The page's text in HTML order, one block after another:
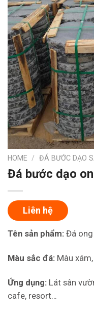
HOME / ĐÁ BƯỚC DẠO
Đá bước dạo
Liên hệ
Tên sản phẩm: Đá
Màu sắc đá: Màu
Ứng dụng: Lát sân
cafe, resort…